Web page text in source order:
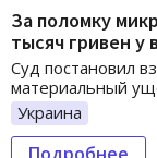
За поломку
тысяч гривен у
Суд постановил
материальный
Украина